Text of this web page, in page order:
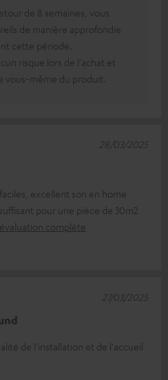
de 8 semaines, vous
de manière approfondie
cette période.
risque lors de l'achat et
vous-même du produit.
excellent son en home
pour une pièce de 30m2
complète
28/03/2025
de l'installation et de l'accueil
27/03/2025